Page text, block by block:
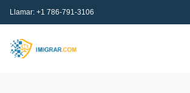
Llamar: +1 786-791-3106